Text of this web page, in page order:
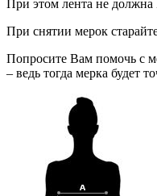
При этом лента не должна
При снятии мерок
Попросите Вам помочь с
– ведь тогда мерка будет